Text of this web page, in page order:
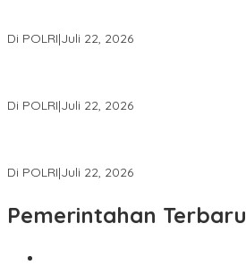
Di POLRI|Juli 22, 2026
Di POLRI|Juli 22, 2026
Di POLRI|Juli 22, 2026
Pemerintahan Terbaru